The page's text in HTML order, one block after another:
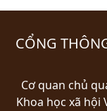
CỔNG
Cơ quan chủ
Khoa học xã hội